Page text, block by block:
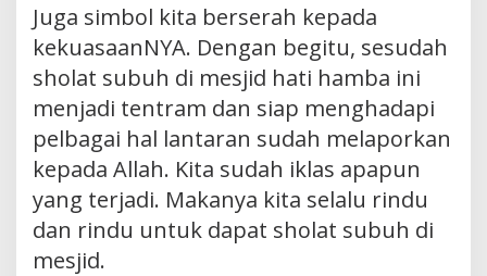
Juga simbol kita berserah kepada
kekuasaanNYA. Dengan begitu, sesudah
sholat subuh di mesjid hati hamba ini
menjadi tentram dan siap menghadapi
pelbagai hal lantaran sudah melaporkan
kepada Allah. Kita sudah iklas apapun
yang terjadi. Makanya kita selalu rindu
dan rindu untuk dapat sholat subuh di
mesjid.